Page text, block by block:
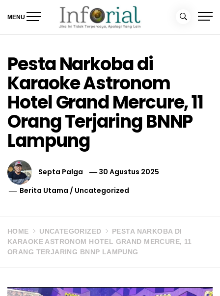
MENU
Pesta Narkoba di
Karaoke Astronom
Hotel Grand Mercure, 11
Orang Terjaring BNNP
Lampung
Septa Palga
30 Agustus 2025
Berita Utama / Uncategorized
HOME UNCATEGORIZED
PESTA NARKOBA DI
KARAOKE ASTRONOM HOTEL GRAND MERCURE, 11
ORANG TERJARING BNNP LAMPUNG